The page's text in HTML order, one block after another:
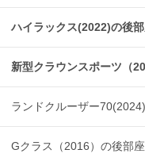
ハイラックス(2022)の後
新型クラウンスポーツ（
ランドクルーザー
Gクラス（2016）の後部